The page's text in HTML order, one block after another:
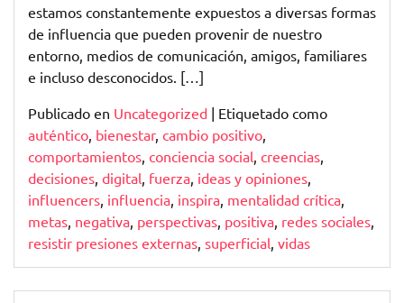
estamos constantemente expuestos a diversas formas
de influencia que pueden provenir de nuestro
entorno, medios de comunicación, amigos, familiares
e incluso desconocidos. […]
Publicado en Uncategorized | Etiquetado como
auténtico, bienestar, cambio positivo,
comportamientos, conciencia social, creencias,
decisiones, digital, fuerza, ideas y opiniones,
influencers, influencia, inspira, mentalidad crítica,
metas, negativa, perspectivas, positiva, redes sociales,
resistir presiones externas, superficial, vidas